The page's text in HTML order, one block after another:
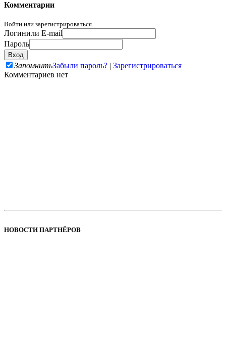
Комментарии
Войти или зарегистрироваться.
Логинили E-mail
Пароль
ЗапомнитьЗабыли пароль? | Зарегистрироваться
Комментариев нет
НОВОСТИ ПАРТНЁРОВ